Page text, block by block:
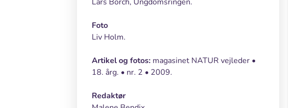
Foto
Liv Holm.
Artikel og fotos:magasinet NATUR vejleder •
18. årg. • nr. 2 • 2009.
Redaktør